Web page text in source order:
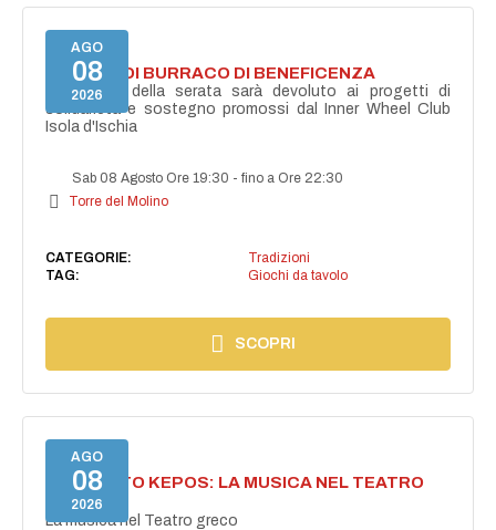
AGO
08
2026
TORNEO DI BURRACO DI BENEFICENZA
Il ricavato della serata sarà devoluto ai progetti di
solidarietà e sostegno promossi dal Inner Wheel Club
Isola d'Ischia
Sab 08 Agosto Ore 19:30 -fino a Ore 22:30
Torre del Molino
CATEGORIE:
Tradizioni
TAG:
Giochi da tavolo
SCOPRI
AGO
08
2026
PROGETTO KEPOS: LA MUSICA NEL TEATRO
GRECO
La musica nel Teatro greco